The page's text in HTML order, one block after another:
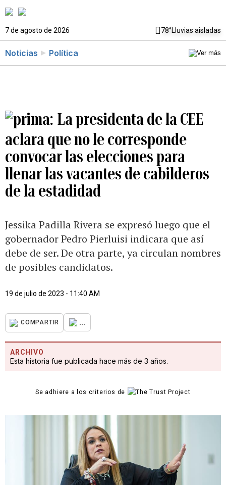
7 de agosto de 2026 78°Lluvias aisladas
Noticias Política
La presidenta de la CEE
aclara que no le corresponde
convocar las elecciones para
llenar las vacantes de cabilderos
de la estadidad
Jessika Padilla Rivera se expresó luego que el
gobernador Pedro Pierluisi indicara que así
debe de ser. De otra parte, ya circulan nombres
de posibles candidatos.
19 de julio de 2023 - 11:40 AM
COMPARTIR ...
ARCHIVO
Esta historia fue publicada hace más de 3 años.
Se adhiere a los criterios de